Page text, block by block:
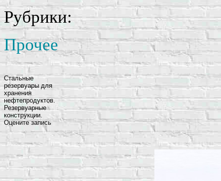
Рубрики:
Прочее
Стальные
резервуары для
хранения
нефтепродуктов.
Резервуарные
конструкции.
Оцените запись